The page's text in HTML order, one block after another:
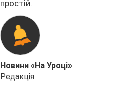
простій.
Новини «На Уроці»
Редакція